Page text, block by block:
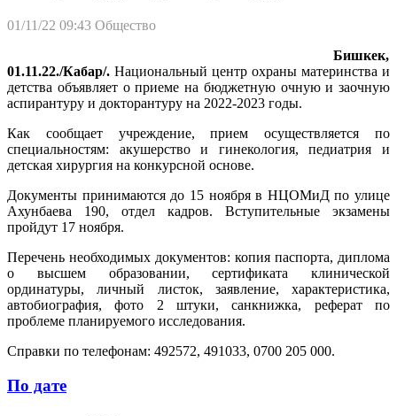
01/11/22 09:43 Общество
Бишкек,
01.11.22./Кабар/. Национальный центр охраны материнства и
детства объявляет о приеме на бюджетную очную и заочную
аспирантуру и докторантуру на 2022-2023 годы.
Как сообщает учреждение, прием осуществляется по
специальностям: акушерство и гинекология, педиатрия и
детская хирургия на конкурсной основе.
Документы принимаются до 15 ноября в НЦОМиД по улице
Ахунбаева 190, отдел кадров. Вступительные экзамены
пройдут 17 ноября.
Перечень необходимых документов: копия паспорта, диплома
о высшем образовании, сертификата клинической
ординатуры, личный листок, заявление, характеристика,
автобиография, фото 2 штуки, санкнижка, реферат по
проблеме планируемого исследования.
Справки по телефонам: 492572, 491033, 0700 205 000.
По дате